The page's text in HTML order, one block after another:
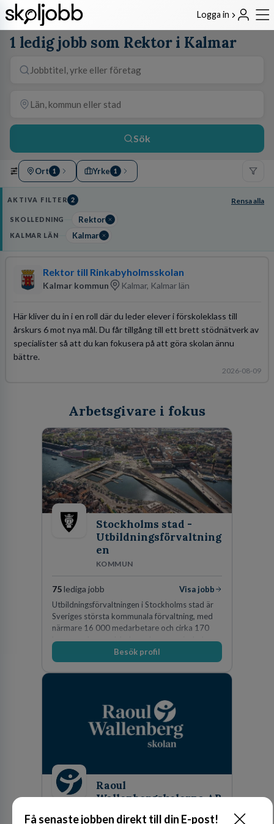
Logga in
Få senaste jobben direkt till din E-post!
1 ledig jobb som Rektor i Kalmar
Sök
Ort 1 Yrke 1
AKTIVA FILTER 2 Rensa alla
SKOLLEDNING Rektor
KALMAR LÄN Kalmar
Rektor till Rinkabyholmsskolan
Kalmar kommun Kalmar, Kalmar län
Här kliver du in i en roll där du leder elever i förskoleklass till
årskurs 6 mot nya mål. Du får tillgång till ett brett stödnätverk av
specialister så att du kan fokusera på att göra skolan ännu
bättre.
2026-08-09
Arbetsgivare i fokus
Stockholms stad -
Utbildningsförvaltning
en
KOMMUN
75lediga jobb
Visa jobb
Utbildningsförvaltningen i Stockholms stad är
Sveriges största kommunala förvaltning, med
närmare 16 000 medarbetare och cirka 170
kommunala grundskolor och gymnasieskolor
Besök profil
Raoul
Wallenbergskolorna AB